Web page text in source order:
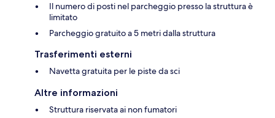
Il numero di posti nel parcheggio presso la struttura è
limitato
Parcheggio gratuito a 5 metri dalla struttura
Trasferimenti esterni
Navetta gratuita per le piste da sci
Altre informazioni
Struttura riservata ai non fumatori